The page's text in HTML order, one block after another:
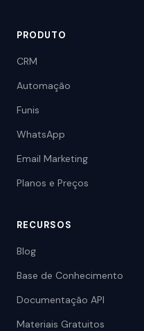
PRODUTO
CRM
Automação
Funis
WhatsApp
Email Marketing
Planos e Preços
RECURSOS
Blog
Base de Conhecimento
Documentação API
Materiais Gratuitos